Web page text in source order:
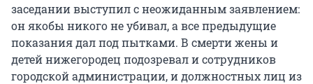
заседании выступил с неожиданным заявлением:
он якобы никого не убивал, а все предыдущие
показания дал под пытками. В смерти жены и
детей нижегородец подозревал и сотрудников
городской администрации, и должностных лиц из